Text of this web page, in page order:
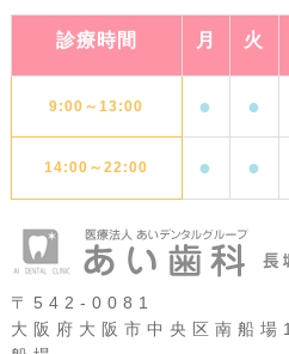
診療時間 月 火
9:00～13:00 ● ●
14:00～22:00 ● ●
〒542-0081
大阪府大阪市中央区南船